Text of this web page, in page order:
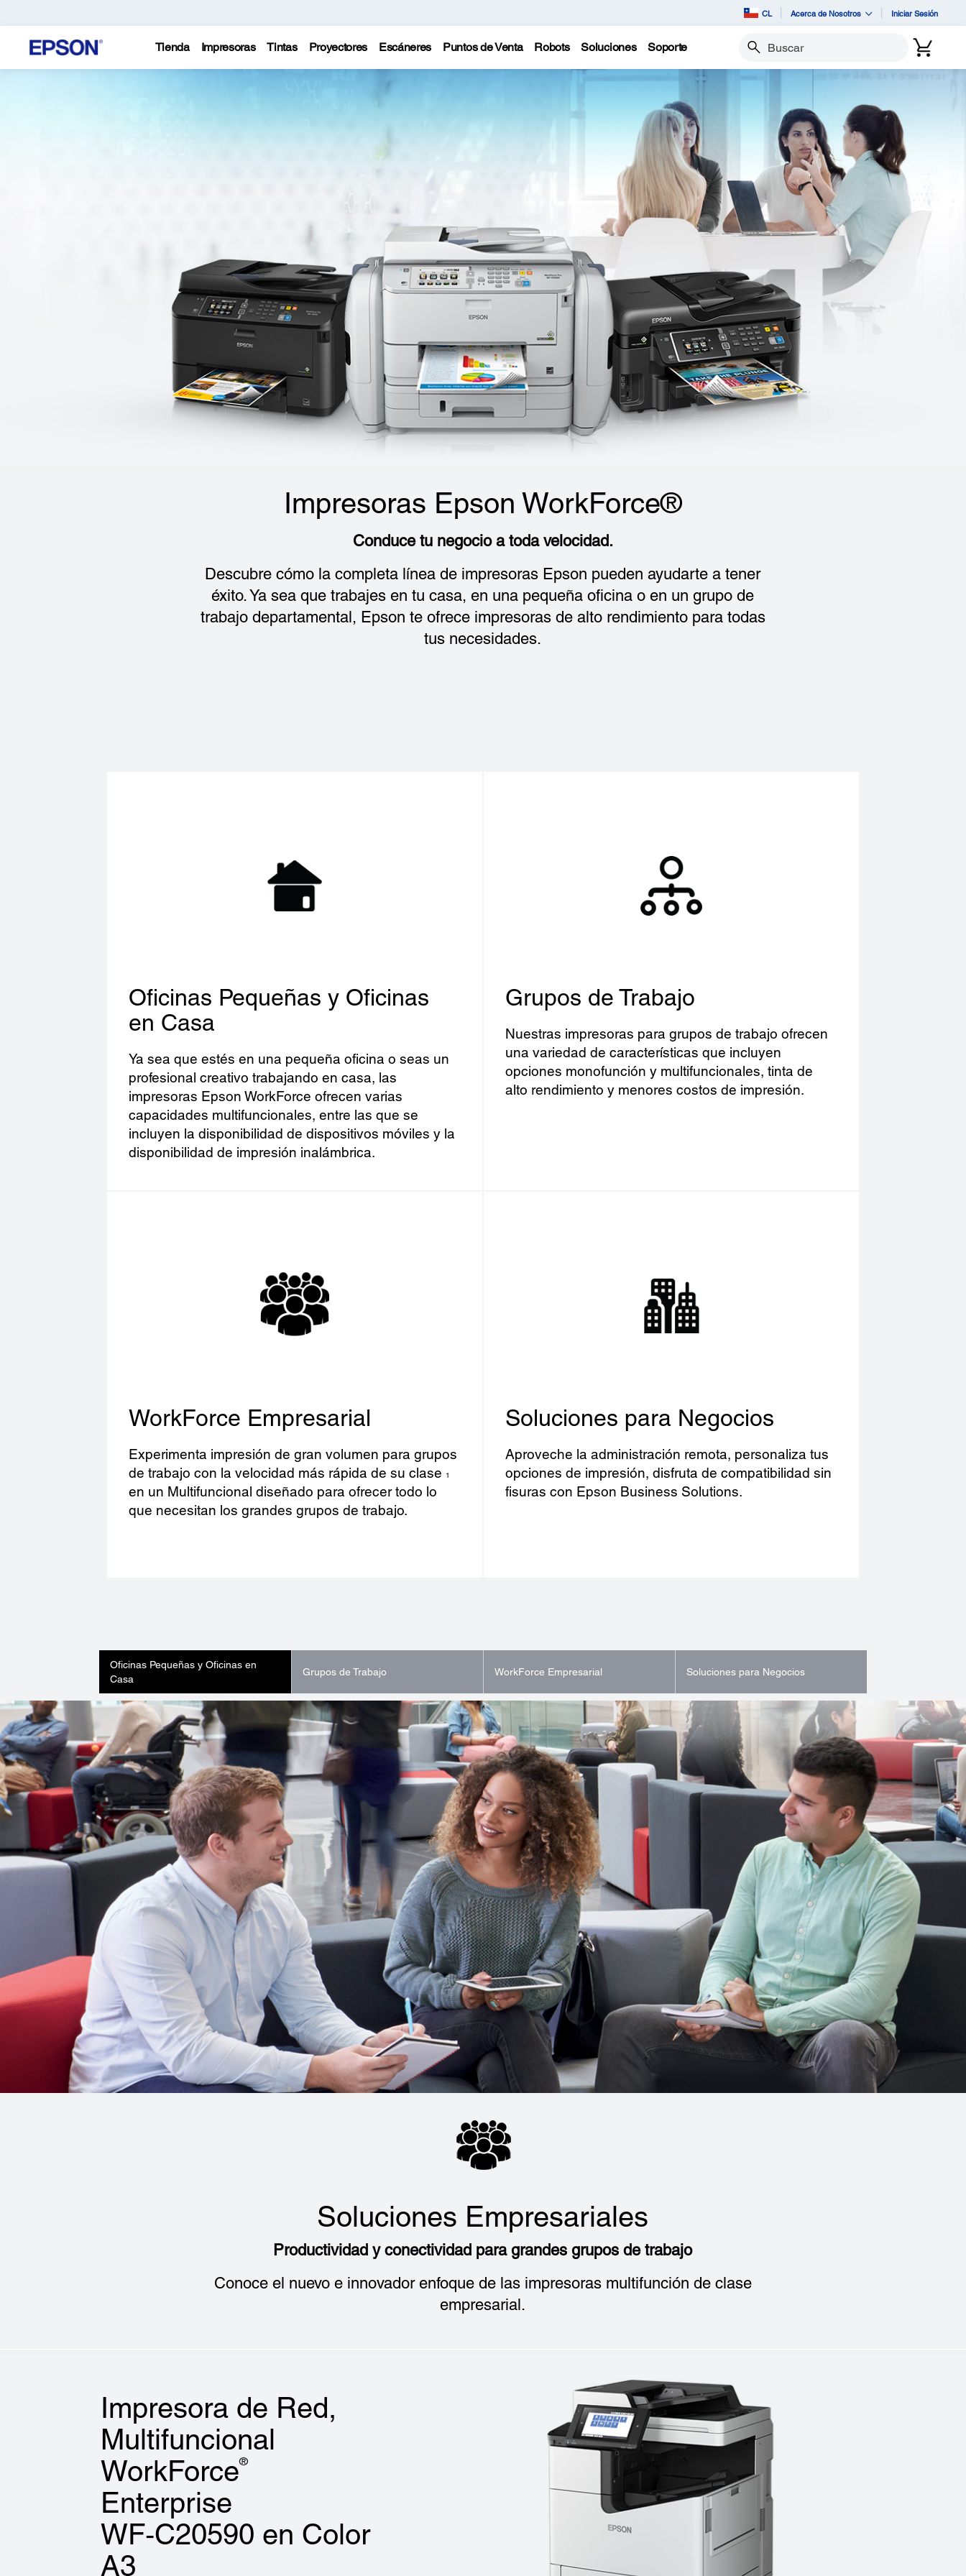
CL Acerca de Nosotros Iniciar Sesión
Tienda Impresoras Tintas Proyectores Escáneres Puntos de Venta Robots Soluciones Soporte Buscar
Impresoras Epson WorkForce®
Conduce tu negocio a toda velocidad.
Descubre cómo la completa línea de impresoras Epson pueden ayudarte a tener
éxito. Ya sea que trabajes en tu casa, en una pequeña oficina o en un grupo de
trabajo departamental, Epson te ofrece impresoras de alto rendimiento para todas
tus necesidades.
Oficinas Pequeñas y Oficinas
en Casa
Ya sea que estés en una pequeña oficina o seas un
profesional creativo trabajando en casa, las
impresoras Epson WorkForce ofrecen varias
capacidades multifuncionales, entre las que se
incluyen la disponibilidad de dispositivos móviles y la
disponibilidad de impresión inalámbrica.
Grupos de Trabajo
Nuestras impresoras para grupos de trabajo ofrecen
una variedad de características que incluyen
opciones monofunción y multifuncionales, tinta de
alto rendimiento y menores costos de impresión.
WorkForce Empresarial
Experimenta impresión de gran volumen para grupos
de trabajo con la velocidad más rápida de su clase 1
en un Multifuncional diseñado para ofrecer todo lo
que necesitan los grandes grupos de trabajo.
Soluciones para Negocios
Aproveche la administración remota, personaliza tus
opciones de impresión, disfruta de compatibilidad sin
fisuras con Epson Business Solutions.
Oficinas Pequeñas y Oficinas en
Casa
Grupos de Trabajo WorkForce Empresarial Soluciones para Negocios
Soluciones Empresariales
Productividad y conectividad para grandes grupos de trabajo
Conoce el nuevo e innovador enfoque de las impresoras multifunción de clase
empresarial.
Impresora de Red,
Multifuncional
WorkForce®
Enterprise
WF‑C20590 en Color
A3